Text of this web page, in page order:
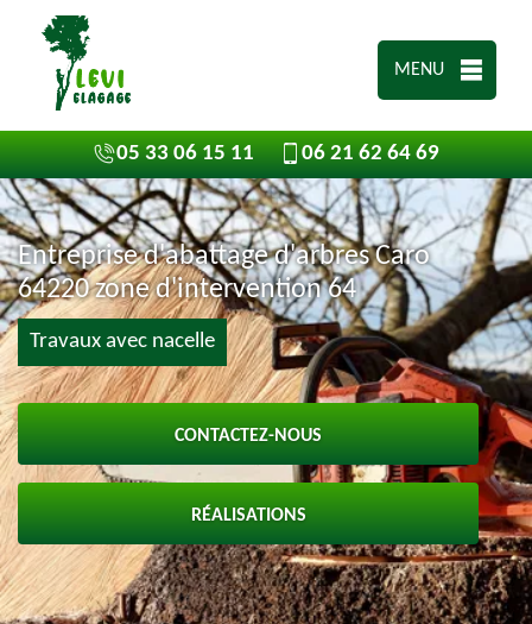
MENU
05 33 06 15 11 06 21 62 64 69
Entreprise d'abattage d'arbres Caro
64220 zone d'intervention 64
Travaux avec nacelle
CONTACTEZ-NOUS
RÉALISATIONS